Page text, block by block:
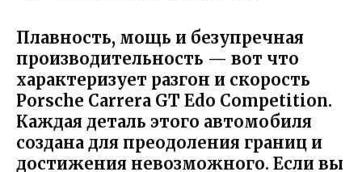
Плавность, мощь и безупречная
производительность — вот что
характеризует разгон и скорость
Porsche Carrera GT Edo Competition.
Каждая деталь этого автомобиля
создана для преодоления границ и
достижения невозможного. Если вы